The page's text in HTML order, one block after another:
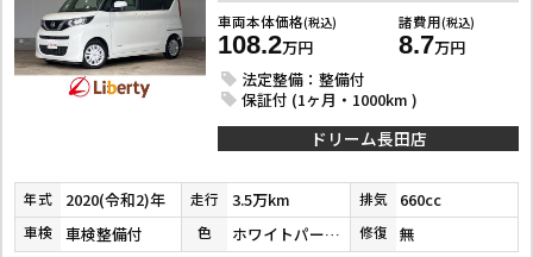
車両本体価格(税込)
108.2万円
諸費用(税込)
8.7万円
法定整備：整備付
保証付 (1ヶ月・1000km )
ドリーム長田店
年式 2020(令和2)年 走行 3.5万km 排気 660cc
車検 車検整備付 色 ホワイトパール３コートパール 修復 無